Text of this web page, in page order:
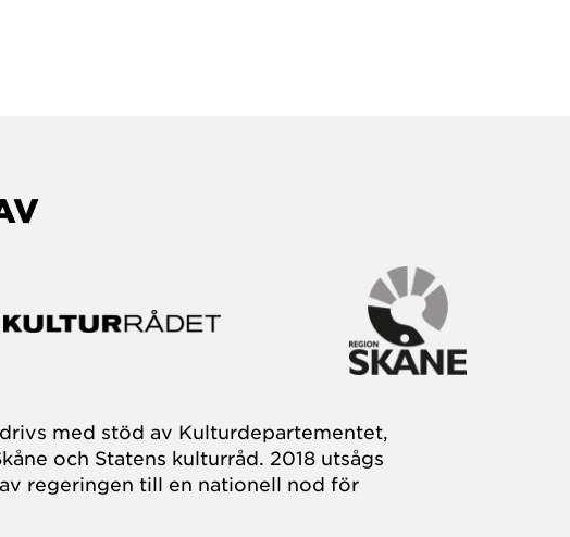
med stöd av Kulturdepartementet,
och Statens kulturråd. 2018 utsågs
regeringen till en nationell nod för